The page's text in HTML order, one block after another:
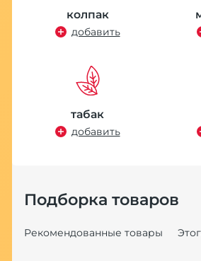
колпак
добавить
табак
добавить
Подборка товаров
Рекомендованные товары